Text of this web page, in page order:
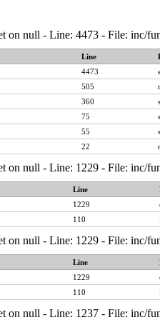
on null - Line: 4473 - File: inc/
Line
4473
505
360
75
55
22
on null - Line: 1229 - File: inc/
Line
1229
110
on null - Line: 1229 - File: inc/
Line
1229
110
on null - Line: 1237 - File: inc/